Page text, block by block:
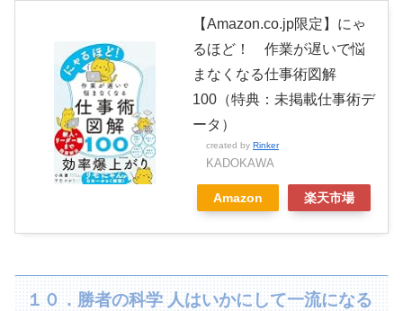
【Amazon.co.jp限定】にゃ
るほど！ 作業が遅いで悩
まなくなる仕事術図解
100（特典：未掲載仕事術デ
ータ）
created by Rinker
KADOKAWA
Amazon 楽天市場
１０．勝者の科学 人はいかにして一流になる